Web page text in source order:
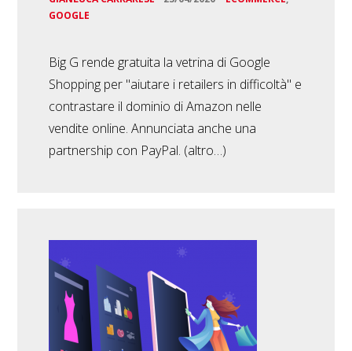
GOOGLE
Big G rende gratuita la vetrina di Google
Shopping per "aiutare i retailers in difficoltà" e
contrastare il dominio di Amazon nelle
vendite online. Annunciata anche una
partnership con PayPal. (altro…)